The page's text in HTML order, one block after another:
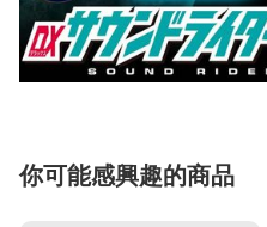
你可能感興趣的商品